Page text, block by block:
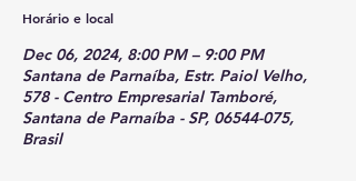
Horário e local
Dec 06, 2024, 8:00 PM – 9:00 PM
Santana de Parnaíba, Estr. Paiol Velho,
578 - Centro Empresarial Tamboré,
Santana de Parnaíba - SP, 06544-075,
Brasil